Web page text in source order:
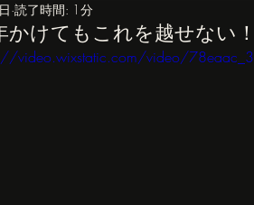
編
かけてもこれを越せない！
読了時間: 1分
video.wixstatic.com/video/